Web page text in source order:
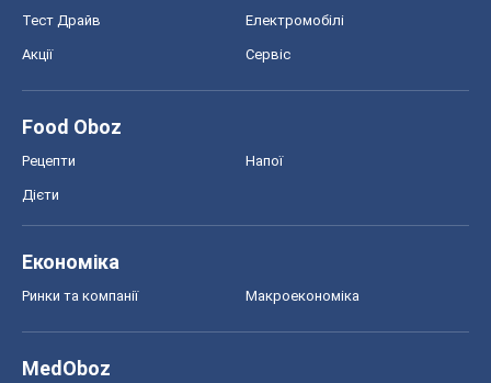
Тест Драйв Електромобілі
Акції Сервіс
Food Oboz
Рецепти Напої
Дієти
Економіка
Ринки та компанії Макроекономіка
MedOboz